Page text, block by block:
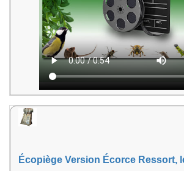
Écopiège Version Écorce Ressort,